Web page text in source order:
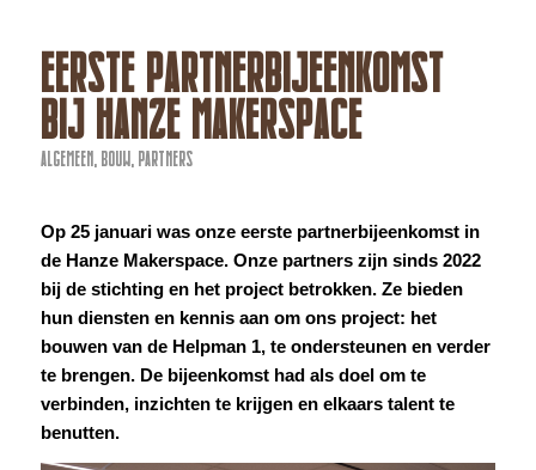
EERSTE PARTNERBIJEENKOMST
BIJ HANZE MAKERSPACE
ALGEMEEN BOUW PARTNERS
Op 25 januari was onze eerste partnerbijeenkomst in
de Hanze Makerspace. Onze partners zijn sinds 2022
bij de stichting en het project betrokken. Ze bieden
hun diensten en kennis aan om ons project: het
bouwen van de Helpman 1, te ondersteunen en verder
te brengen. De bijeenkomst had als doel om te
verbinden, inzichten te krijgen en elkaars talent te
benutten.